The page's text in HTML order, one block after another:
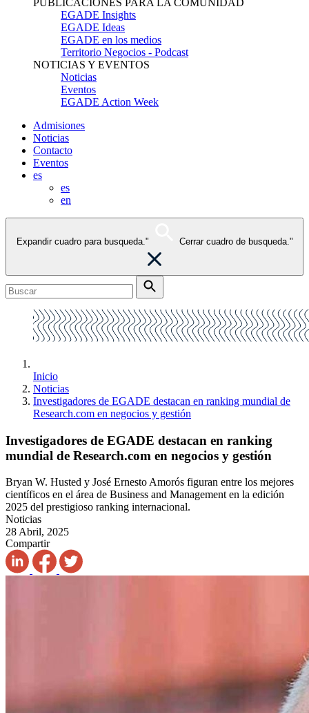
PUBLICACIONES PARA LA COMUNIDAD
EGADE Insights
EGADE Ideas
EGADE en los medios
Territorio Negocios - Podcast
NOTICIAS Y EVENTOS
Noticias
Eventos
EGADE Action Week
Admisiones
Noticias
Contacto
Eventos
es
es
en
Expandir cuadro para busqueda." Cerrar cuadro de busqueda."
Inicio
Noticias
Investigadores de EGADE destacan en ranking mundial de
Research.com en negocios y gestión
Investigadores de EGADE destacan en ranking
mundial de Research.com en negocios y gestión
Bryan W. Husted y José Ernesto Amorós figuran entre los mejores
científicos en el área de Business and Management en la edición
2025 del prestigioso ranking internacional.
Noticias
28 Abril, 2025
Compartir